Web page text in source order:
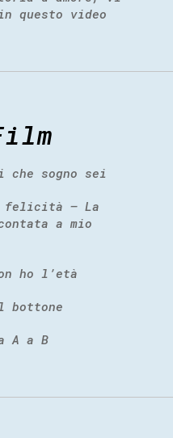
questo video
che sogno sei
felicità – La
a mio
ho l’età
bottone
A a B